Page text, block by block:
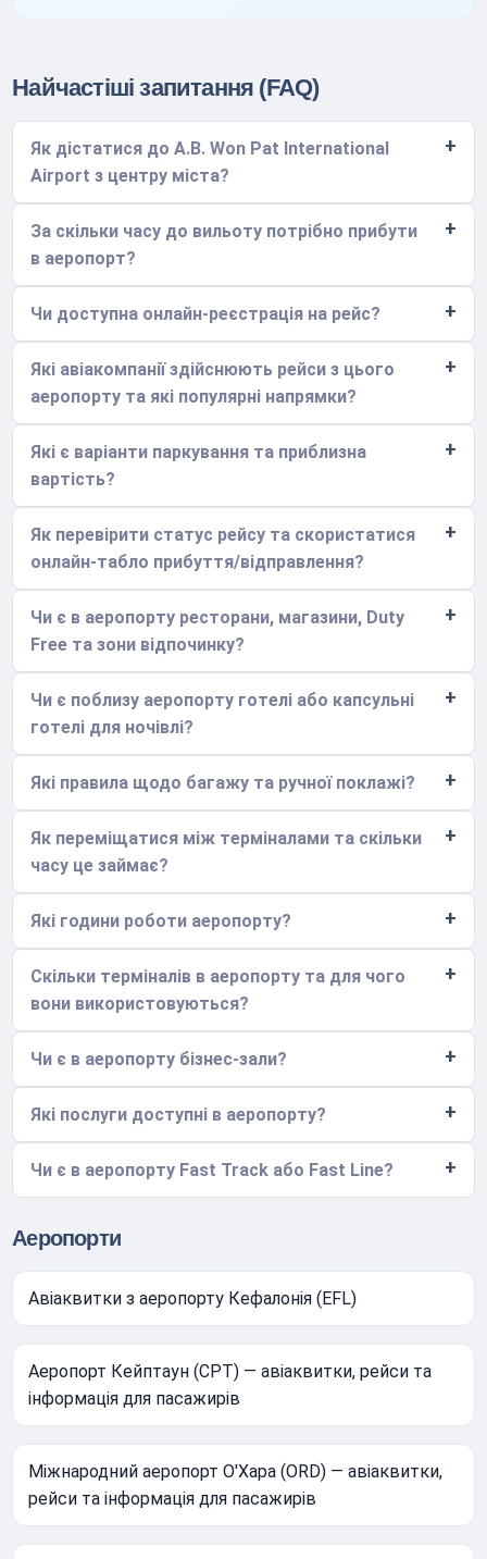
Найчастіші запитання (FAQ)
Як дістатися до A.B. Won Pat International
Airport з центру міста?
За скільки часу до вильоту потрібно прибути
в аеропорт?
Чи доступна онлайн-реєстрація на рейс?
Які авіакомпанії здійснюють рейси з цього
аеропорту та які популярні напрямки?
Які є варіанти паркування та приблизна
вартість?
Як перевірити статус рейсу та скористатися
онлайн-табло прибуття/відправлення?
Чи є в аеропорту ресторани, магазини, Duty
Free та зони відпочинку?
Чи є поблизу аеропорту готелі або капсульні
готелі для ночівлі?
Які правила щодо багажу та ручної поклажі?
Як переміщатися між терміналами та скільки
часу це займає?
Які години роботи аеропорту?
Скільки терміналів в аеропорту та для чого
вони використовуються?
Чи є в аеропорту бізнес-зали?
Які послуги доступні в аеропорту?
Чи є в аеропорту Fast Track або Fast Line?
Аеропорти
Авіаквитки з аеропорту Кефалонія (EFL)
Аеропорт Кейптаун (CPT) — авіаквитки, рейси та
інформація для пасажирів
Міжнародний аеропорт О'Хара (ORD) — авіаквитки,
рейси та інформація для пасажирів